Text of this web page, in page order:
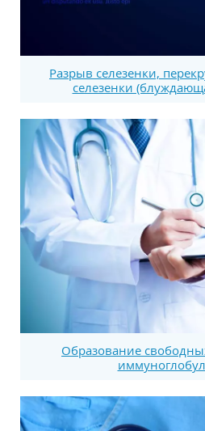
Разрыв селезенки,
селезенки
Образование